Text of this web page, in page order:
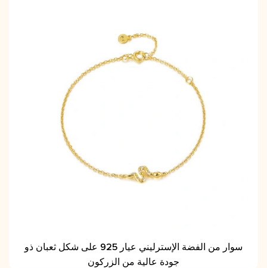
سوار من الفضة الإسترليني عيار 925 على شكل ثعبان ذو
جودة عالية من الزركون